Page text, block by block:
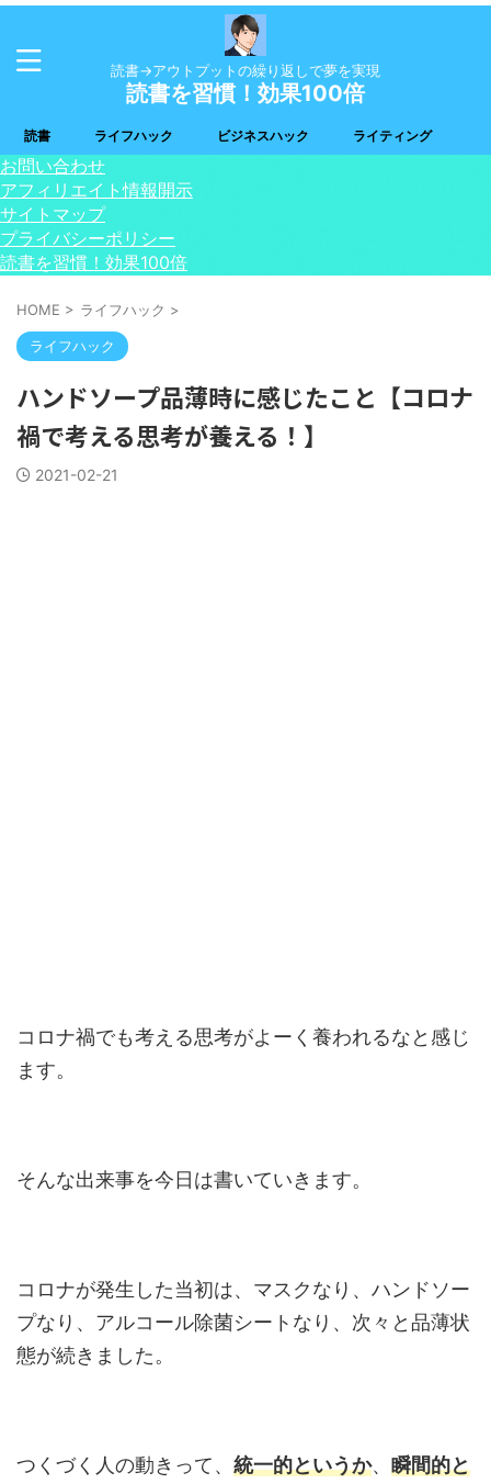
読書→アウトプットの繰り返しで夢を実現
読書を習慣！効果100倍
読書 ライフハック ビジネスハック ライティング
お問い合わせ
アフィリエイト情報開示
サイトマップ
プライバシーポリシー
読書を習慣！効果100倍
HOME > ライフハック >
ライフハック
ハンドソープ品薄時に感じたこと【コロナ
禍で考える思考が養える！】
2021-02-21
コロナ禍でも考える思考がよーく養われるなと感じ
ます。
そんな出来事を今日は書いていきます。
コロナが発生した当初は、マスクなり、ハンドソー
プなり、アルコール除菌シートなり、次々と品薄状
態が続きました。
つくづく人の動きって、 統一的というか、 瞬間的と